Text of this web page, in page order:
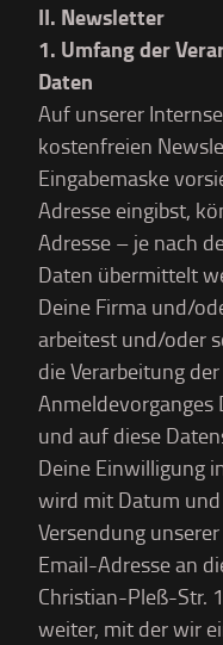
II. Newsletter
1. Umfang der
Daten
Auf unserer
kostenfreien
Eingabemaske
Adresse eingibst,
Adresse – je nach
Daten übermittelt
Deine Firma und/
arbeitest und/oder
die Verarbeitung
Anmeldevorganges
und auf diese
Deine Einwilligung
wird mit Datum
Versendung
Email-Adresse an
Christian-Pleß-Str.
weiter, mit der wir